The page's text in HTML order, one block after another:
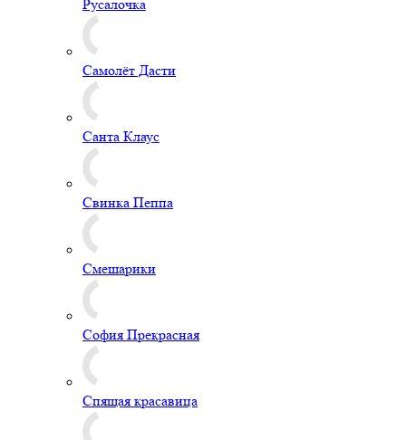
Русалочка
Самолёт Дасти
Санта Клаус
Свинка Пеппа
Смешарики
София Прекрасная
Спящая красавица